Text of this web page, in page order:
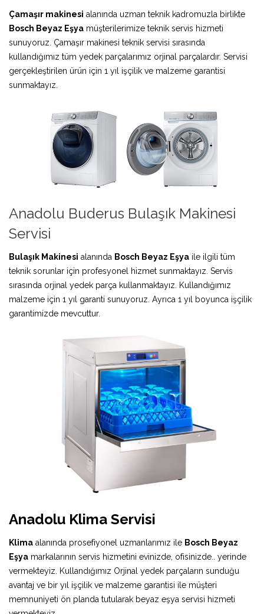
Çamaşır makinesi alanında uzman teknik kadromuzla birlikte
Bosch Beyaz Eşya müşterilerimize teknik servis hizmeti
sunuyoruz. Çamaşır makinesi teknik servisi sırasında
kullandığımız tüm yedek parçalarımız orjinal parçalardır. Servisi
gerçekleştirilen ürün için 1 yıl işçilik ve malzeme garantisi
sunmaktayız.
Anadolu Buderus Bulaşık Makinesi
Servisi
Bulaşık Makinesi alanında Bosch Beyaz Eşya ile ilgili tüm
teknik sorunlar için profesyonel hizmet sunmaktayız. Servis
sırasında orjinal yedek parça kullanmaktayız. Kullandığımız
malzeme için 1 yıl garanti sunuyoruz. Ayrıca 1 yıl boyunca işçilik
garantimizde mevcuttur.
Anadolu Klima Servisi
Klima alanında prosefiyonel uzmanlarımız ile Bosch Beyaz
Eşya markalarının servis hizmetini evinizde, ofisinizde.. yerinde
vermekteyiz. Kullandığımız Orjinal yedek parçaların sunduğu
avantaj ve bir yıl işçilik ve malzeme garantisi ile müşteri
memnuniyeti ön planda tutularak beyaz eşya servisi hizmeti